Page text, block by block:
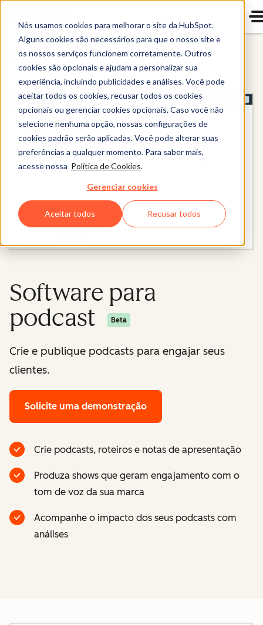
Nós usamos cookies para melhorar o site da HubSpot.
Alguns cookies são necessários para que o nosso site e
os nossos serviços funcionem corretamente. Outros
cookies são opcionais e ajudam a personalizar sua
experiência, incluindo publicidades e análises. Você pode
aceitar todos os cookies, recusar todos os cookies
opcionais ou gerenciar cookies opcionais. Caso você não
selecione nenhuma opção, nossas configurações de
cookies padrão serão aplicadas. Você pode alterar suas
preferências a qualquer momento. Para saber mais,
acesse nossa Política de Cookies.
Gerenciar cookies
Aceitar todos Recusar todos
Content Hub
Software para
podcast
Beta
Crie e publique podcasts para engajar seus
clientes.
Solicite uma demonstração
Crie podcasts, roteiros e notas de apresentação
Produza shows que geram engajamento com o
tom de voz da sua marca
Acompanhe o impacto dos seus podcasts com
análises